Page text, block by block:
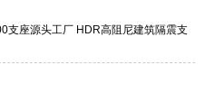
支座源头工厂 HDR高阻尼建筑隔震支